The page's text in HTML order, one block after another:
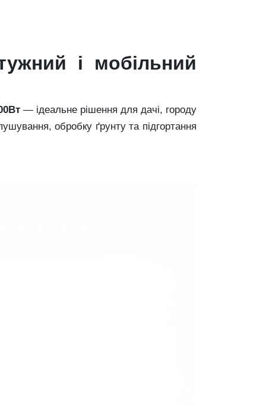
і мобільний
— ідеальне рішення для дачі, городу
обробку ґрунту та підгортання